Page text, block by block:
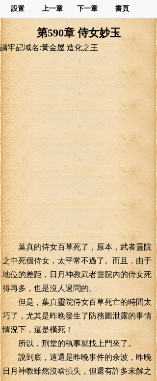
設置 上一章 下一章 書頁
第590章 侍女妙玉
請牢記域名:黃金屋 造化之王
葉真的侍女百草死了，原本，武者靈院
之中死個侍女，太平常不過了。而且，由于
地位的差距，日月神教武者靈院內的侍女死
得再多，也是沒人過問的。
但是，葉真靈院侍女百草死亡的時間太
巧了，尤其是昨晚發生了防務圖泄露的事情
情況下，還是橫死！
所以，刑堂的執事就找上門來了。
說到底，這還是昨晚事件的余波，昨晚
日月神教雖然沒啥損失，但還有許多未解之